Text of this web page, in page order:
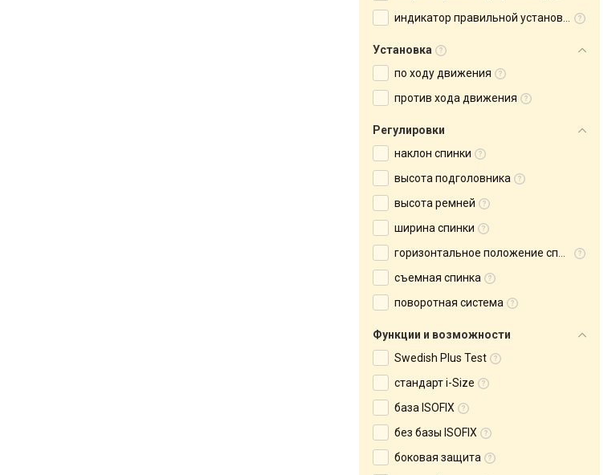
индикатор правильной установки
Установка
по ходу движения
против хода движения
Регулировки
наклон спинки
высота подголовника
высота ремней
ширина спинки
горизонтальное положение спинки
съемная спинка
поворотная система
Функции и возможности
Swedish Plus Test
стандарт i-Size
база ISOFIX
без базы ISOFIX
боковая защита